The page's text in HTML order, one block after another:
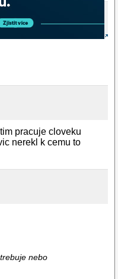
pracuje cloveku
nerekl k cemu to
nebo